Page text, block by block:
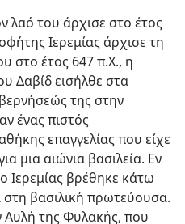
λαό του άρχισε στο έτος
Ιερεμίας άρχισε τη
στο έτος 647 π.Χ., η
Δαβίδ εισήλθε στα
της στην
ένας πιστός
επαγγελίας που είχε
μια αιώνια βασιλεία. Εν
Ιερεμίας βρέθηκε κάτω
βασιλική πρωτεύουσα.
της Φυλακής, που